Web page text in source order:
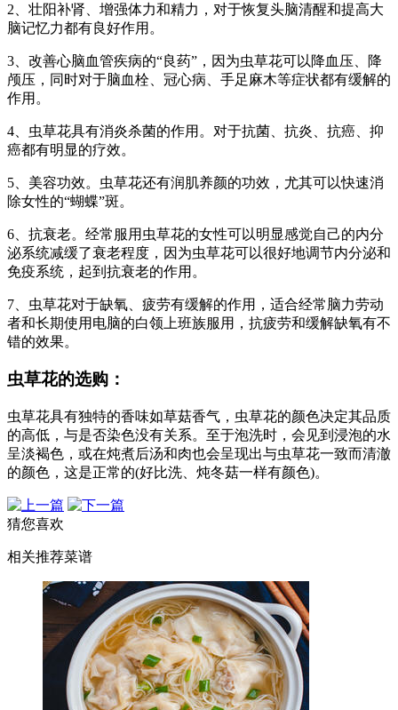
2、壮阳补肾、增强体力和精力，对于恢复头脑清醒和提高大
脑记忆力都有良好作用。
3、改善心脑血管疾病的“良药”，因为虫草花可以降血压、降
颅压，同时对于脑血栓、冠心病、手足麻木等症状都有缓解的
作用。
4、虫草花具有消炎杀菌的作用。对于抗菌、抗炎、抗癌、抑
癌都有明显的疗效。
5、美容功效。虫草花还有润肌养颜的功效，尤其可以快速消
除女性的“蝴蝶”斑。
6、抗衰老。经常服用虫草花的女性可以明显感觉自己的内分
泌系统减缓了衰老程度，因为虫草花可以很好地调节内分泌和
免疫系统，起到抗衰老的作用。
7、虫草花对于缺氧、疲劳有缓解的作用，适合经常脑力劳动
者和长期使用电脑的白领上班族服用，抗疲劳和缓解缺氧有不
错的效果。
虫草花的选购：
虫草花具有独特的香味如草菇香气，虫草花的颜色决定其品质
的高低，与是否染色没有关系。至于泡洗时，会见到浸泡的水
呈淡褐色，或在炖煮后汤和肉也会呈现出与虫草花一致而清澈
的颜色，这是正常的(好比洗、炖冬菇一样有颜色)。
猜您喜欢
相关推荐菜谱